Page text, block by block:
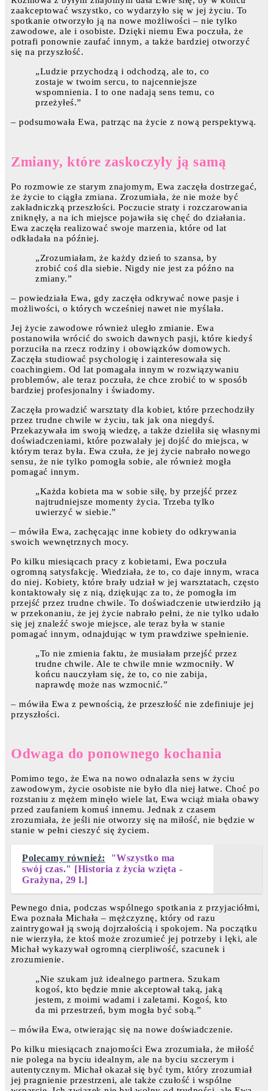
zaakceptować wszystko, co wydarzyło się w jej życiu. To
spotkanie otworzyło ją na nowe możliwości – nie tylko
zawodowe, ale i osobiste. Dzięki niemu Ewa poczuła, że
potrafi ponownie zaufać innym, a także bardziej otworzyć
się na przyszłość.
„Ludzie przychodzą i odchodzą, ale to, co
zostaje w twoim sercu, to najcenniejsze
wspomnienia. I to one nadają sens temu, co
przeżyłeś.”
– podsumowała Ewa, patrząc na życie z nową perspektywą.
Zmiany, które zaskoczyły ją samą
Po rozmowie ze starym znajomym, Ewa zaczęła dostrzegać,
że życie to ciągła zmiana. Zrozumiała, że nie może być
zakładniczką przeszłości. Poczucie straty i rozczarowania
zniknęły, a na ich miejsce pojawiła się chęć do działania.
Ewa zaczęła realizować swoje marzenia, które od lat
odkładała na później.
„Zrozumiałam, że każdy dzień to szansa, by
zrobić coś dla siebie. Nigdy nie jest za późno na
zmiany.”
– powiedziała Ewa, gdy zaczęła odkrywać nowe pasje i
możliwości, o których wcześniej nawet nie myślała.
Jej życie zawodowe również uległo zmianie. Ewa
postanowiła wrócić do swoich dawnych pasji, które kiedyś
porzuciła na rzecz rodziny i obowiązków domowych.
Zaczęła studiować psychologię i zainteresowała się
coachingiem. Od lat pomagała innym w rozwiązywaniu
problemów, ale teraz poczuła, że chce zrobić to w sposób
bardziej profesjonalny i świadomy.
Zaczęła prowadzić warsztaty dla kobiet, które przechodziły
przez trudne chwile w życiu, tak jak ona niegdyś.
Przekazywała im swoją wiedzę, a także dzieliła się własnymi
doświadczeniami, które pozwalały jej dojść do miejsca, w
którym teraz była. Ewa czuła, że jej życie nabrało nowego
sensu, że nie tylko pomogła sobie, ale również mogła
pomagać innym.
„Każda kobieta ma w sobie siłę, by przejść przez
najtrudniejsze momenty życia. Trzeba tylko
uwierzyć w siebie.”
– mówiła Ewa, zachęcając inne kobiety do odkrywania
swoich wewnętrznych mocy.
Po kilku miesiącach pracy z kobietami, Ewa poczuła
ogromną satysfakcję. Wiedziała, że to, co daje innym, wraca
do niej. Kobiety, które brały udział w jej warsztatach, często
kontaktowały się z nią, dziękując za to, że pomogła im
przejść przez trudne chwile. To doświadczenie utwierdziło ją
w przekonaniu, że jej życie nabrało pełni, że nie tylko udało
się jej znaleźć swoje miejsce, ale teraz była w stanie
pomagać innym, odnajdując w tym prawdziwe spełnienie.
„To nie zmienia faktu, że musiałam przejść przez
trudne chwile. Ale te chwile mnie wzmocniły. W
końcu nauczyłam się, że to, co nie zabija,
naprawdę może nas wzmocnić.”
– mówiła Ewa z pewnością, że przeszłość nie zdefiniuje jej
przyszłości.
Odwaga do ponownego kochania
Pomimo tego, że Ewa na nowo odnalazła sens w życiu
zawodowym, życie osobiste nie było dla niej łatwe. Choć po
rozstaniu z mężem minęło wiele lat, Ewa wciąż miała obawy
przed zaufaniem komuś innemu. Jednak z czasem
zrozumiała, że jeśli nie otworzy się na miłość, nie będzie w
stanie w pełni cieszyć się życiem.
Polecamy również:
"Wszystko ma
swój czas." [Historia z życia wzięta -
Grażyna, 29 l.]
Pewnego dnia, podczas wspólnego spotkania z przyjaciółmi,
Ewa poznała Michała – mężczyznę, który od razu
zaintrygował ją swoją dojrzałością i spokojem. Na początku
nie wierzyła, że ktoś może zrozumieć jej potrzeby i lęki, ale
Michał wykazywał ogromną cierpliwość, szacunek i
zrozumienie.
„Nie szukam już idealnego partnera. Szukam
kogoś, kto będzie mnie akceptował taką, jaką
jestem, z moimi wadami i zaletami. Kogoś, kto
da mi przestrzeń, bym mogła być sobą.”
– mówiła Ewa, otwierając się na nowe doświadczenie.
Po kilku miesiącach znajomości Ewa zrozumiała, że miłość
nie polega na byciu idealnym, ale na byciu szczerym i
autentycznym. Michał okazał się być tym, który zrozumiał
jej pragnienie przestrzeni, ale także czułość i wspólne